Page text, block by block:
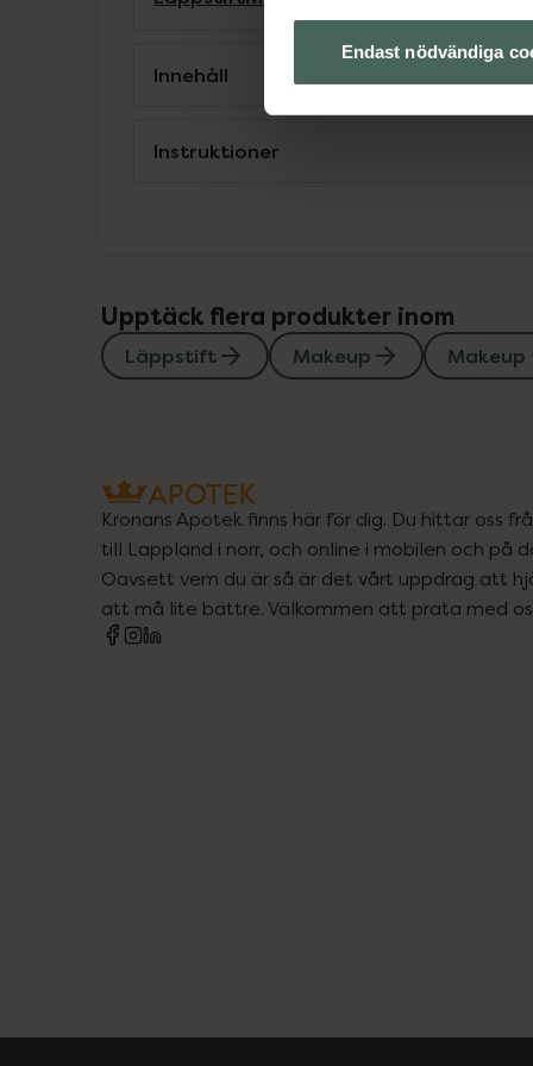
Endast nödvändiga
Innehåll
Instruktioner
Upptäck flera produkter inom
Läppstift Makeup
Kronans Apotek finns här för dig. Du hittar oss
till Lappland i norr, och online i mobilen och på
Oavsett vem du är så är det vårt uppdrag att
att må lite bättre. Välkommen att prata med